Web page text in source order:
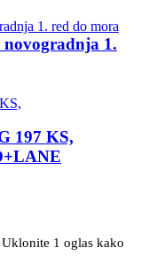
1.
197 KS,
1 oglas kako